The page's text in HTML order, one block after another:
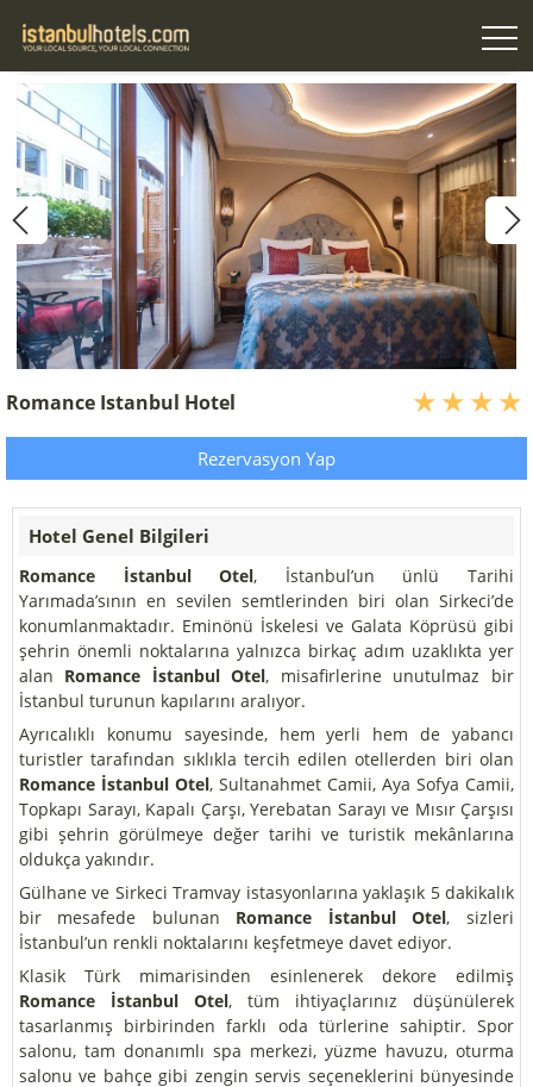
Romance Istanbul Hotel
Rezervasyon Yap
Hotel Genel Bilgileri
Romance İstanbul Otel, İstanbul’un ünlü Tarihi
Yarımada’sının en sevilen semtlerinden biri olan Sirkeci’de
konumlanmaktadır. Eminönü İskelesi ve Galata Köprüsü gibi
şehrin önemli noktalarına yalnızca birkaç adım uzaklıkta yer
alan Romance İstanbul Otel, misafirlerine unutulmaz bir
İstanbul turunun kapılarını aralıyor.
Ayrıcalıklı konumu sayesinde, hem yerli hem de yabancı
turistler tarafından sıklıkla tercih edilen otellerden biri olan
Romance İstanbul Otel, Sultanahmet Camii, Aya Sofya Camii,
Topkapı Sarayı, Kapalı Çarşı, Yerebatan Sarayı ve Mısır Çarşısı
gibi şehrin görülmeye değer tarihi ve turistik mekânlarına
oldukça yakındır.
Gülhane ve Sirkeci Tramvay istasyonlarına yaklaşık 5 dakikalık
bir mesafede bulunan Romance İstanbul Otel, sizleri
İstanbul’un renkli noktalarını keşfetmeye davet ediyor.
Klasik Türk mimarisinden esinlenerek dekore edilmiş
Romance İstanbul Otel, tüm ihtiyaçlarınız düşünülerek
tasarlanmış birbirinden farklı oda türlerine sahiptir. Spor
salonu, tam donanımlı spa merkezi, yüzme havuzu, oturma
salonu ve bahçe gibi zengin servis seçeneklerini bünyesinde